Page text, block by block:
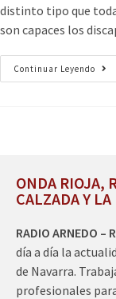
distinto tipo que
son capaces los
Continuar Leyendo
ONDA RIOJA,
CALZADA Y LA
RADIO ARNEDO –
día a día la
de Navarra.
profesionales